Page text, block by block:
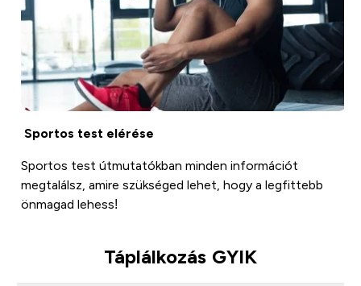
Sportos test elérése
Sportos test útmutatókban minden információt
megtalálsz, amire szükséged lehet, hogy a legfittebb
önmagad lehess!
Táplálkozás GYIK